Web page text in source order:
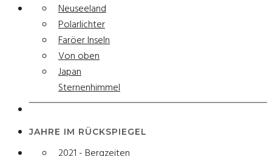
Neuseeland
Polarlichter
Faröer Inseln
Von oben
Japan
Sternenhimmel
JAHRE IM RÜCKSPIEGEL